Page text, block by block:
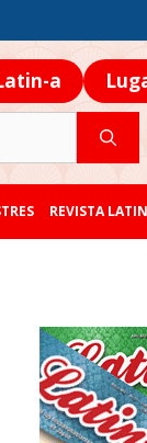
a
REVISTA